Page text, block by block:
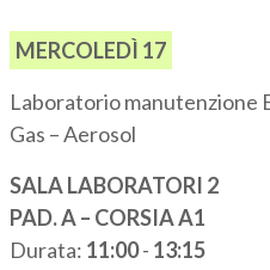
MERCOLEDÌ 17
Laboratorio manutenzione
Gas – Aerosol
SALA LABORATORI 2
PAD. A – CORSIA A1
Durata: 11:00- 13:15